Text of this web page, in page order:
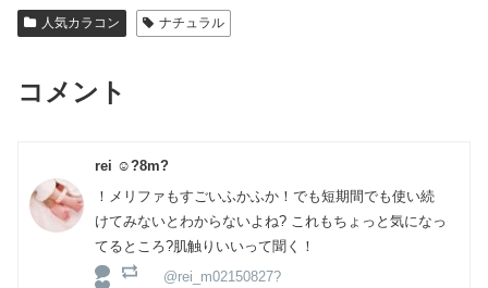
人気カラコン ナチュラル
コメント
rei ☺︎?8m?
！メリファもすごいふかふか！でも短期間でも使い続
けてみないとわからないよね? これもちょっと気になっ
てるところ?肌触りいいって聞く！
@rei_m02150827?